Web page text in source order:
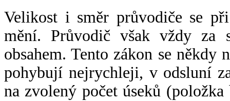
Velikost i směr průvodiče se
mění. Průvodič však vždy za
obsahem. Tento zákon se někdy
pohybují nejrychleji, v odsluní
na zvolený počet úseků